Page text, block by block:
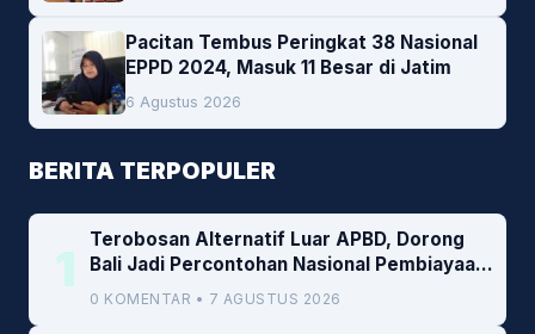
Pacitan Tembus Peringkat 38 Nasional
EPPD 2024, Masuk 11 Besar di Jatim
6 Agustus 2026
BERITA TERPOPULER
1
Terobosan Alternatif Luar APBD, Dorong
Bali Jadi Percontohan Nasional Pembiayaan
Daerah
0 KOMENTAR • 7 AGUSTUS 2026